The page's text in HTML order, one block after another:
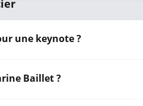
une keynote ?
Baillet ?